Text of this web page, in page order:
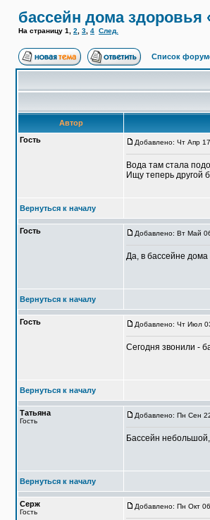
бассейн дома здоровья
На страницу 1 2 3 4 След.
Список
Автор
Гость
Добавлено: Чт Апр
Вода там стала
Ищу теперь другой
Вернуться к началу
Гость Добавлено: Вт Май
Да, в бассейне дома
Вернуться к началу
Гость Добавлено: Чт Июл
Сегодня звонили -
Вернуться к началу
Татьяна
Гость
Добавлено: Пн Сен
Бассейн
Вернуться к началу
Серж
Гость
Добавлено: Пн Окт